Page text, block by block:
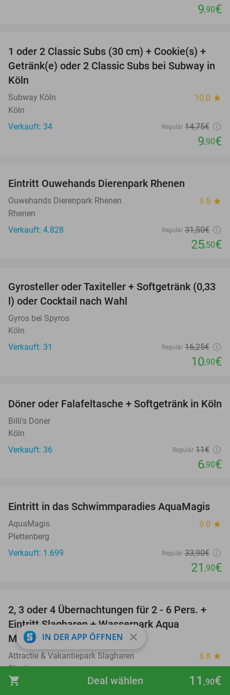
shopping_cart 11 ,90€
Deal wählen
9,90€
33%
1 oder 2 Classic Subs (30 cm) + Cookie(s) +
Getränk(e) oder 2 Classic Subs bei Subway in
Köln
Subway Köln 10.0 star
Köln
Verkauft: 34
Regulär 14,75€
9,90€
Eintritt Ouwehands Dierenpark Rhenen
Ouwehands Dierenpark Rhenen 9.5 star
Rhenen
Verkauft: 4.828
Regulär 31,50€
25,50€
33%
Gyrosteller oder Taxiteller + Softgetränk (0,33
l) oder Cocktail nach Wahl
Gyros bei Spyros
Köln
Verkauft: 31
Regulär 16,25€
10,90€
37%
Döner oder Falafeltasche + Softgetränk in Köln
Billi's Döner
Köln
Verkauft: 36
Regulär 11€
6,90€
35%
Eintritt in das Schwimmparadies AquaMagis
AquaMagis 9.0 star
Plettenberg
Verkauft: 1.699
Regulär 33,90€
21 ,90€
55%
2, 3 oder 4 Übernachtungen für 2 - 6 Pers. +
Eintritt Slagharen + Wasserpark Aqua
Mexicana
Attractie & Vakantiepark Slagharen 8.8 star
Slagharen
Verkauft: 1.336
355€
IN DER APP ÖFFNEN close